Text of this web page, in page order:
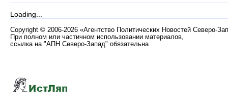
Loading...
Copyright © 2006-2026 «Агентство Политических Новостей Северо-
При полном или частичном использовании материалов,
ссылка на "АПН Северо-Запад" обязательна